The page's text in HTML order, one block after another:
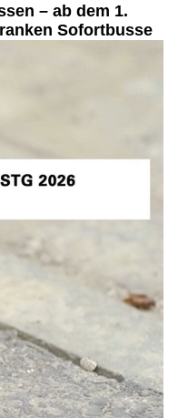
– ab dem 1.
Sofortbusse